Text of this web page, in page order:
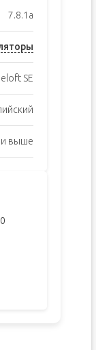
7.8.1a
SE
и выше